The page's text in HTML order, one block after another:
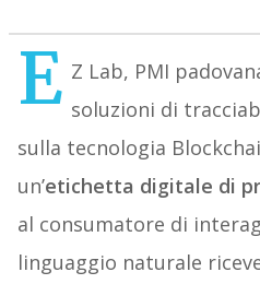
E Z Lab, PMI
soluzioni di
sulla tecnologia
un’etichetta digitale di
al consumatore di
linguaggio naturale